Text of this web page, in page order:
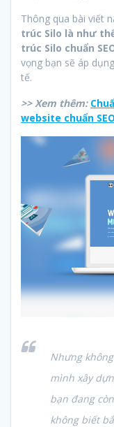
Thông qua bài viết
trúc Silo là như
trúc Silo chuẩn
vọng bạn sẽ áp
tế.
>> Xem thêm:
website chuẩn
Nhưng
mình xây
bạn đang
không biết